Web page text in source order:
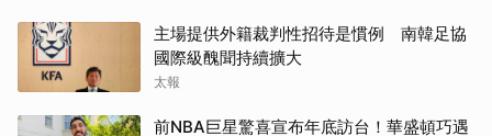
主場提供外籍裁判性招待是慣例 南韓足協
國際級醜聞持續擴大
太報
前NBA巨星驚喜宣布年底訪台！華盛頓巧遇